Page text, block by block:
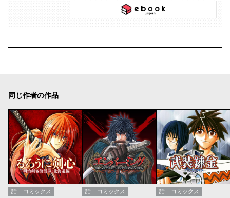
同じ作者の作品
話 コミックス 話 コミックス 話 コミックス